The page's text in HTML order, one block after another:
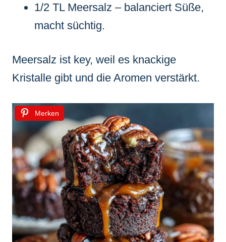
1/2 TL Meersalz – balanciert Süße,
macht süchtig.
Meersalz ist key, weil es knackige
Kristalle gibt und die Aromen verstärkt.
Merken